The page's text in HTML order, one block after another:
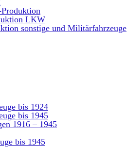
LKW
sonstige und Militärfahrzeuge
bis 1924
bis 1945
1916 – 1945
bis 1945